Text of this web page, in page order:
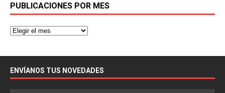
PUBLICACIONES POR MES
ENVÍANOS TUS NOVEDADES